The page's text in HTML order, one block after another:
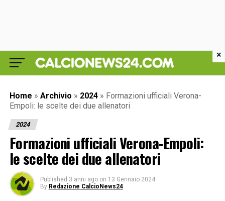
Home » Archivio » 2024 » Formazioni ufficiali Verona-
Empoli: le scelte dei due allenatori
2024
Formazioni ufficiali Verona-Empoli:
le scelte dei due allenatori
Published 3 anni ago on 13 Gennaio 2024
By Redazione CalcioNews24
×